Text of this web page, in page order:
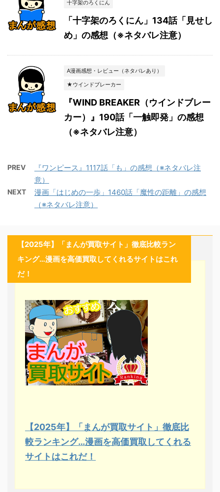
十字架のろくにん
「十字架のろくにん」134話「見せし
め」の感想（※ネタバレ注意）
A漫画感想・レビュー（ネタバレあり）
★ウインドブレーカー
『WIND BREAKER（ウインドブレー
カー）』190話「一触即発」の感想
（※ネタバレ注意）
PREV
『ワンピース』1117話「も」の感想（※ネタバレ注
意）
NEXT
漫画「はじめの一歩」1460話「魔性の距離」の感想
（※ネタバレ注意）
【2025年】「まんが買取サイト」徹底比較ラン
キング…漫画を高価買取してくれるサイトはこれ
だ！
【2025年】「まんが買取サイト」徹底比
較ランキング…漫画を高価買取してくれる
サイトはこれだ！